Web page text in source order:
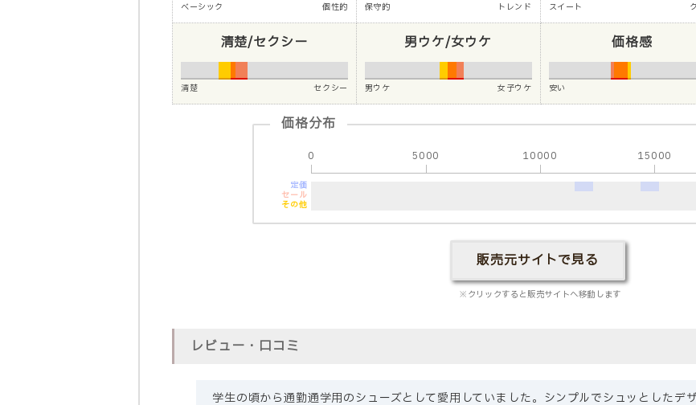
ベーシック 個性的 保守的 トレンド スイート
清楚/セクシー
清楚 セクシー
男ウケ/女ウケ
男ウケ 女子ウケ
価格感
安い
価格分布
0 5000 10000 15000
定価
セール
その他
販売元サイトで見る
※クリックすると販売サイトへ移動します
レビュー・口コミ
学生の頃から通勤通学用のシューズとして愛用していました。シンプルでシュッとしたデ